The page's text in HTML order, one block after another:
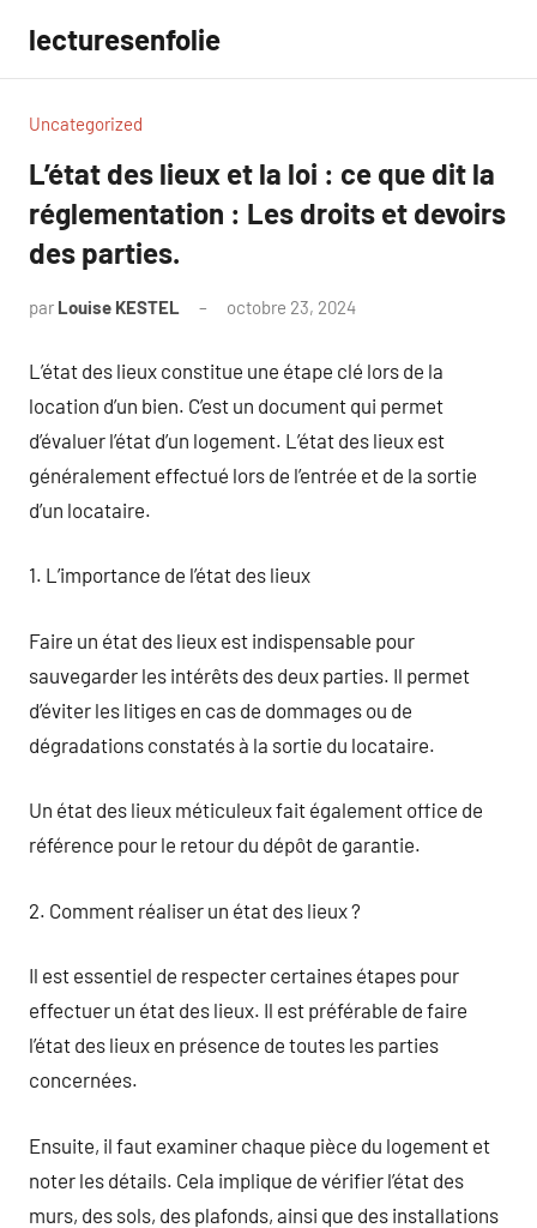
contenu
lecturesenfolie
Uncategorized
L’état des lieux et la loi : ce que dit la
réglementation : Les droits et devoirs
des parties.
par Louise KESTEL octobre 23, 2024
L’état des lieux constitue une étape clé lors de la
location d’un bien. C’est un document qui permet
d’évaluer l’état d’un logement. L’état des lieux est
généralement effectué lors de l’entrée et de la sortie
d’un locataire.
1. L’importance de l’état des lieux
Faire un état des lieux est indispensable pour
sauvegarder les intérêts des deux parties. Il permet
d’éviter les litiges en cas de dommages ou de
dégradations constatés à la sortie du locataire.
Un état des lieux méticuleux fait également office de
référence pour le retour du dépôt de garantie.
2. Comment réaliser un état des lieux ?
Il est essentiel de respecter certaines étapes pour
effectuer un état des lieux. Il est préférable de faire
l’état des lieux en présence de toutes les parties
concernées.
Ensuite, il faut examiner chaque pièce du logement et
noter les détails. Cela implique de vérifier l’état des
murs, des sols, des plafonds, ainsi que des installations